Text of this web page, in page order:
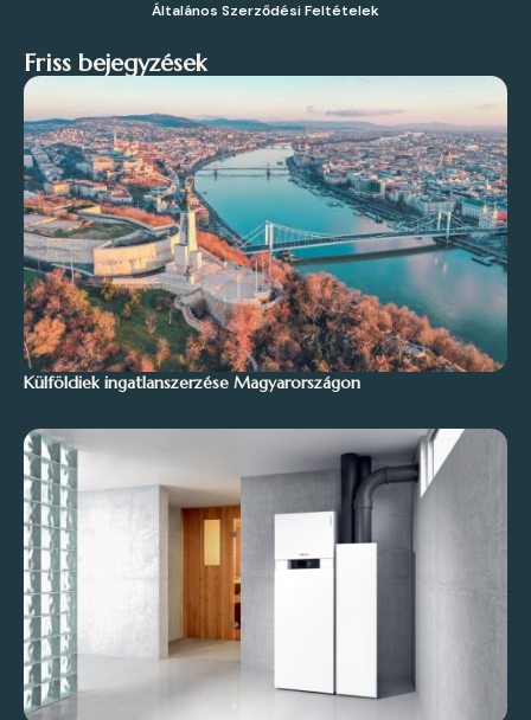
Általános Szerződési Feltételek
Friss bejegyzések
Külföldiek ingatlanszerzése Magyarországon